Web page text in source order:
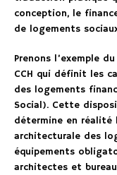
conception, le
de logements
Prenons l’exemple
CCH qui définit les
des logements
Social). Cette
détermine en réalité
architecturale des
équipements
architectes et